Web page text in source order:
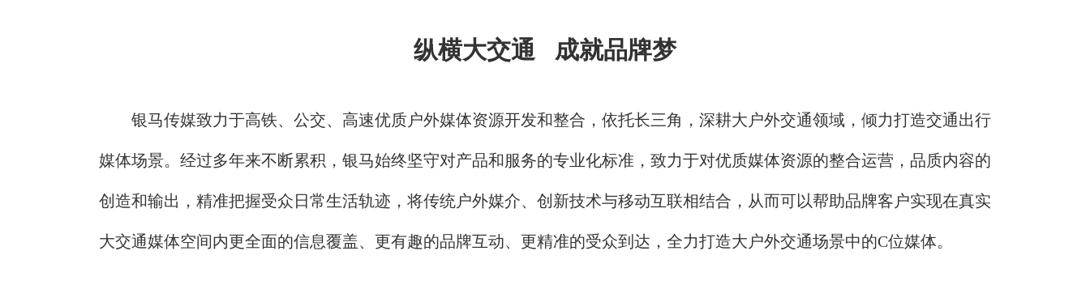
纵横大交通 成就品牌梦
银马传媒致力于高铁、公交、高速优质户外媒体资源开发和整合，依托长三角，深耕大户外交通领域，倾力打造交通出行
媒体场景。经过多年来不断累积，银马始终坚守对产品和服务的专业化标准，致力于对优质媒体资源的整合运营，品质内容的
创造和输出，精准把握受众日常生活轨迹，将传统户外媒介、创新技术与移动互联相结合，从而可以帮助品牌客户实现在真实
大交通媒体空间内更全面的信息覆盖、更有趣的品牌互动、更精准的受众到达，全力打造大户外交通场景中的C位媒体。